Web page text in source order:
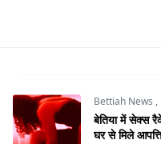
Bettiah News ,
बेतिया में सेक्स
घर से मिले